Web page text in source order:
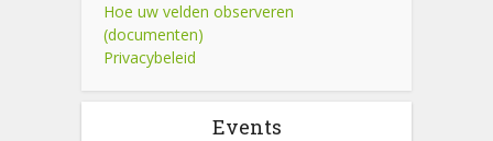
Hoe uw velden observeren
(documenten)
Privacybeleid
Events